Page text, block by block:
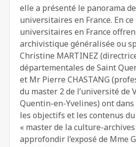
elle a présenté le panorama
universitaires en France. En ce
universitaires en France
archivistique généralisée ou
Christine MARTINEZ
départementales de Saint
et Mr Pierre CHASTANG
du master 2 de l’université de
Quentin-en-Yvelines) ont
les objectifs et les contenus
« master de la culture-
approfondir l’exposé de Mme